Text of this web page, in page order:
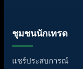
ชุมชนนักเทรด
แชร์ประสบการณ์